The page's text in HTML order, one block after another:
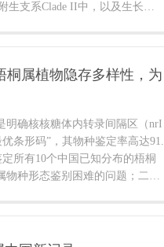
生支系Clade II中，以及生长在
失高度耦合，这在约8–10 Ma的
桐属植物隐存多样性，为
明确核核糖体内转录间隔区（nrI
条形码”，其物种鉴定率高达91.
所有10个中国已知分布的梧桐
物种形态鉴别困难的问题；二是